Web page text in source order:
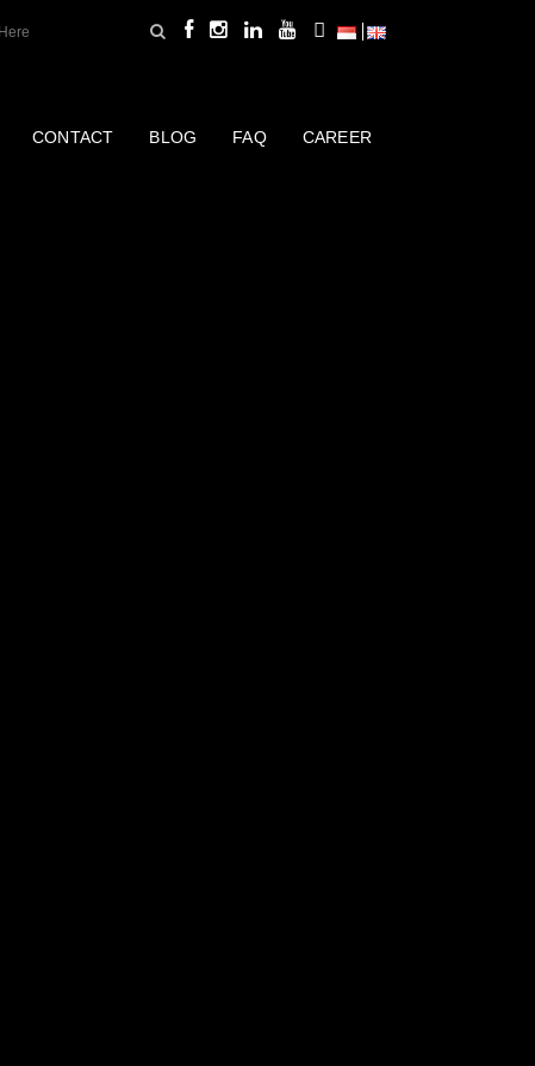
CONTACT BLOG FAQ CAREER